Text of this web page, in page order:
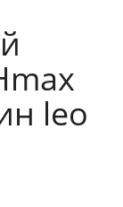
leo